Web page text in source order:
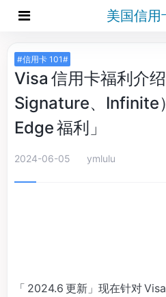
美国信用
#信用卡 101#
Visa 信用卡福利介
Signature、Infinite
Edge 福利」
2024-06-05 ymlulu
「 2024.6 更新」现在针对